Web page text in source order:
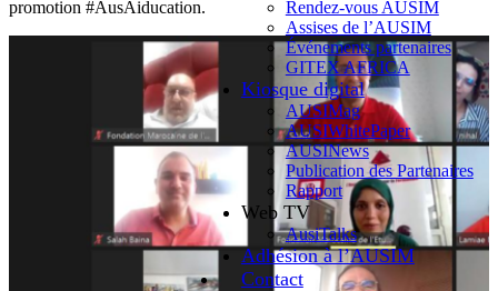
Rendez-vous AUSIM
Assises de l’AUSIM
Événements partenaires
GITEX AFRICA
Kiosque digital
AUSIMag
AUSIWhitePaper
AUSINews
Publication des Partenaires
Rapport
Web TV
AusiTalks
Adhésion à l’AUSIM
Contact
promotion #AusAiducation.